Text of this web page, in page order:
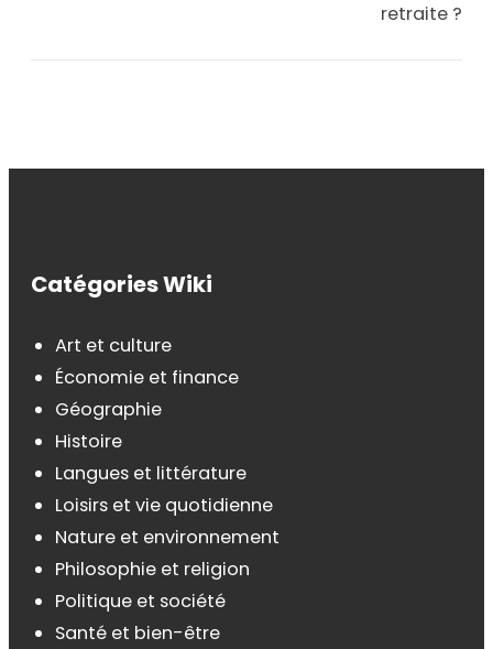
retraite ?
Catégories Wiki
Art et culture
Économie et finance
Géographie
Histoire
Langues et littérature
Loisirs et vie quotidienne
Nature et environnement
Philosophie et religion
Politique et société
Santé et bien-être